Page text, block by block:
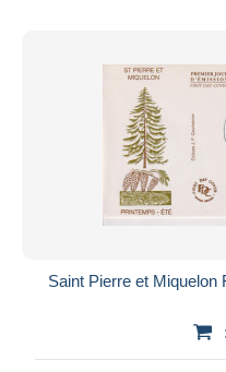
Saint Pierre et Miquelon